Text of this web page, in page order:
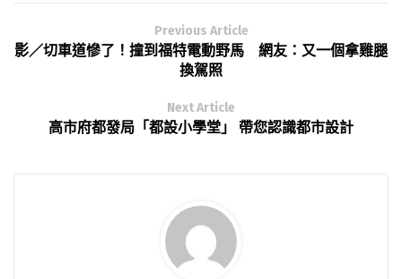
Previous Article
影／切車道慘了！撞到福特電動野馬 網友：又一個拿雞腿
換駕照
Next Article
高市府都發局「都設小學堂」 帶您認識都市設計